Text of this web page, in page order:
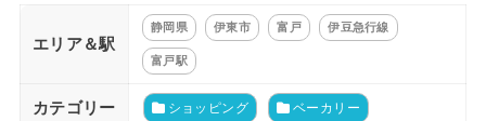
エリア＆駅
静岡県 伊東市 富戸 伊豆急行線
富戸駅
カテゴリー ショッピング ベーカリー